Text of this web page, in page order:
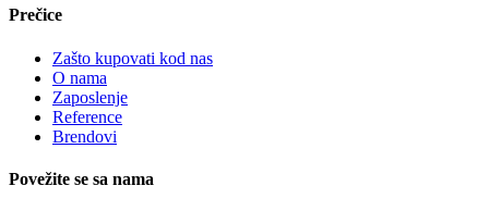
Prečice
Zašto kupovati kod nas
O nama
Zaposlenje
Reference
Brendovi
Povežite se sa nama